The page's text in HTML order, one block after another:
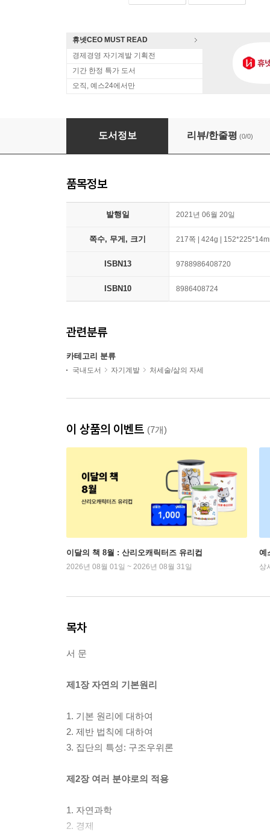
휴넷CEO MUST READ
경제경영 자기계발 기획전
기간 한정 특가 도서
오직, 예스24에서만
지혜로의 향연
도서정보 리뷰/한줄평 (0/0)
품목정보
발행일 2021년 06월 20일
쪽수, 무게, 크기 217쪽 | 424g |
ISBN13 9788986408720
ISBN10 8986408724
관련분류
카테고리 분류
국내도서 자기계발 처세술/삶의 자세
이 상품의 이벤트 (7개)
이달의 책 8월 : 산리오캐릭터즈 유리컵
2026년 08월 01일 ~ 2026년 08월 31일
예
상
목차
서 문
제1장 자연의 기본원리
1. 기본 원리에 대하여
2. 제반 법칙에 대하여
3. 집단의 특성: 구조우위론
제2장 여러 분야로의 적용
1. 자연과학
2. 경제